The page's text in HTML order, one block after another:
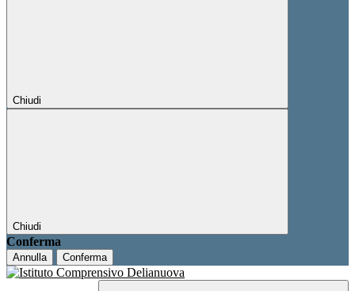
Chiudi
Chiudi
Conferma
Annulla Conferma